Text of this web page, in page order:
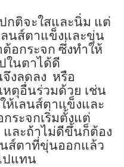
กติจะใสและนิ่ม แต่
ลนส์ตาแข็งและขุ่น
อกระจก ซึ่งทำให้
ในตาได้ดี
งลดลง หรือ
หตุอื่นร่วมด้วย เช่น
ห้เลนส์ตาแข็งและ
ระจกเริ่มตั้งแต่
และถ้าไม่ดีขึ้นก็ต้อง
ส์ตาที่ขุ่นออกแล้ว
ปแทน